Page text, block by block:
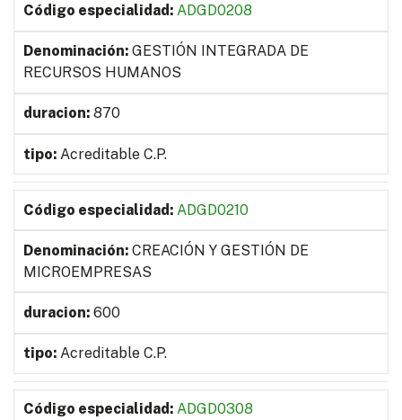
ADGD0208
GESTIÓN INTEGRADA DE
RECURSOS HUMANOS
870
Acreditable C.P.
ADGD0210
CREACIÓN Y GESTIÓN DE
MICROEMPRESAS
600
Acreditable C.P.
ADGD0308